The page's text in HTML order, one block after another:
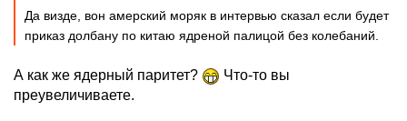
Да визде, вон амерский моряк в интервью сказал если будет
приказ долбану по китаю ядреной палицой без колебаний.
А как же ядерный паритет?
Что-то вы
преувеличиваете.